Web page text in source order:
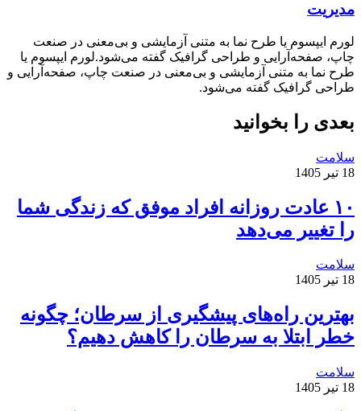
مدیریت
لورم ایپسوم یا طرح‌ نما به متنی آزمایشی و بی‌معنی در صنعت
چاپ، صفحه‌آرایی و طراحی گرافیک گفته می‌شود.لورم ایپسوم یا
طرح‌ نما به متنی آزمایشی و بی‌معنی در صنعت چاپ، صفحه‌آرایی و
طراحی گرافیک گفته می‌شود.
بعدی را بخوانید
سلامت
18 تیر 1405
۱۰ عادت روزانه افراد موفق که زندگی شما
را تغییر می‌دهد
سلامت
18 تیر 1405
بهترین راه‌های پیشگیری از سرطان؛ چگونه
خطر ابتلا به سرطان را کاهش دهیم؟
سلامت
18 تیر 1405